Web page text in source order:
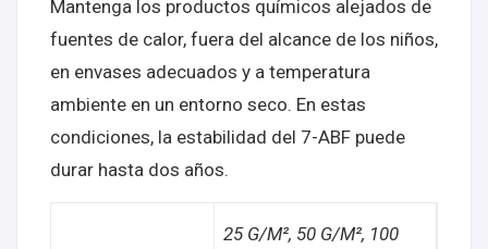
Mantenga los productos químicos alejados de
fuentes de calor, fuera del alcance de los niños,
en envases adecuados y a temperatura
ambiente en un entorno seco. En estas
condiciones, la estabilidad del 7-ABF puede
durar hasta dos años.
25 G/M², 50 G/M², 100